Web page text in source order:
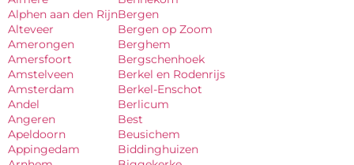
Alphen aan den Rijn
Alteveer
Amerongen
Amersfoort
Amstelveen
Amsterdam
Andel
Angeren
Apeldoorn
Appingedam
Bergen
Bergen op Zoom
Berghem
Bergschenhoek
Berkel en Rodenrijs
Berkel-Enschot
Berlicum
Best
Beusichem
Biddinghuizen